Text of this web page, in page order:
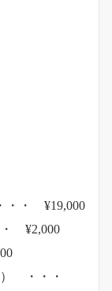
・・ ¥19,000
¥2,000
） ・・・